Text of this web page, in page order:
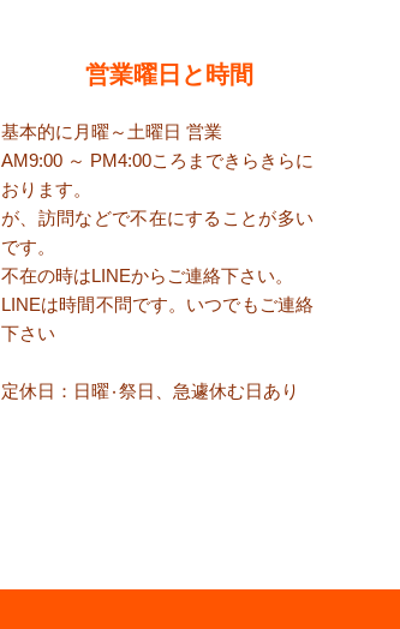
​営業曜日と時間
基本的に月曜～土曜日 営業
AM9:00 ～ PM4:00ころまで​きらきらに
おります。
が、訪問などで不在にすることが多い
です。
​不在の時はLINEからご連絡下さい。
​LINEは時間不問です。いつでもご連絡
下さい
定休日：日曜٠祭日、急遽休む日あり